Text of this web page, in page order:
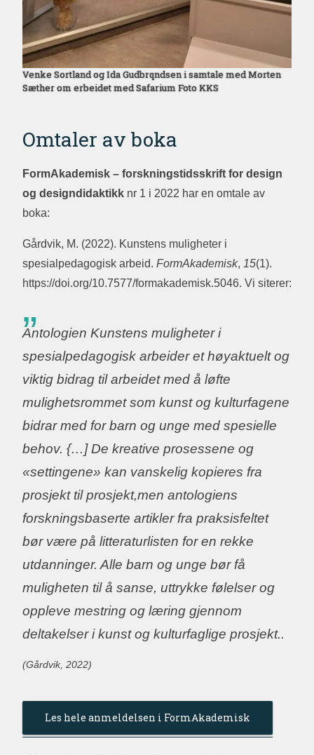
Venke Sortland og Ida Gudbrqndsen i samtale med Morten
Sæther om erbeidet med Safarium Foto KKS
Omtaler av boka
FormAkademisk – forskningstidsskrift for design
og designdidaktikk nr 1 i 2022 har en omtale av
boka:
Gårdvik, M. (2022). Kunstens muligheter i
spesialpedagogisk arbeid. FormAkademisk, 15(1).
https://doi.org/10.7577/formakademisk.5046. Vi siterer:
Antologien Kunstens muligheter i
spesialpedagogisk arbeider et høyaktuelt og
viktig bidrag til arbeidet med å løfte
mulighetsrommet som kunst og kulturfagene
bidrar med for barn og unge med spesielle
behov. {…] De kreative prosessene og
«settingene» kan vanskelig kopieres fra
prosjekt til prosjekt,men antologiens
forskningsbaserte artikler fra praksisfeltet
bør være på litteraturlisten for en rekke
utdanninger. Alle barn og unge bør få
muligheten til å sanse, uttrykke følelser og
oppleve mestring og læring gjennom
deltakelser i kunst og kulturfaglige prosjekt..
(Gårdvik, 2022)
Les hele anmeldelsen i FormAkademisk